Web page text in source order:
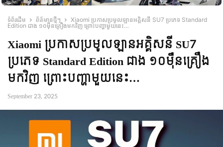
ទំព័រដើម ព័ត៍មានថ្មីៗ
Xiaomi ប្រកាសប្រមូលឡានអគ្គិសនី SU7 ប្រភេទ Standard
Edition ជាង ១០ម៉ឺនគ្រឿងមកវិញ ព្រោះបញ្ហាមួយនេះ…
Xiaomi ប្រកាសប្រមូលឡានអគ្គិសនី SU7
ប្រភេទ Standard Edition ជាង ១០ម៉ឺនគ្រឿង
មកវិញ ព្រោះបញ្ហាមួយនេះ…
September 23, 2025